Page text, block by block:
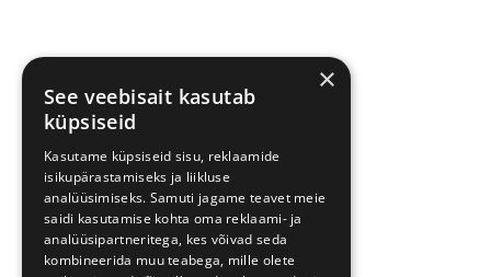
×
See veebisait kasutab
küpsiseid
Kasutame küpsiseid sisu, reklaamide
isikupärastamiseks ja liikluse
analüüsimiseks. Samuti jagame teavet meie
saidi kasutamise kohta oma reklaami- ja
analüüsipartneritega, kes võivad seda
kombineerida muu teabega, mille olete